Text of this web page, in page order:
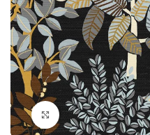
Click to enlarge